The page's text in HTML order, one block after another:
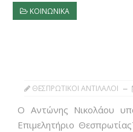
ΚΟΙΝΩΝΙΚΑ
ΘΕΣΠΡΩΤΙΚΟΙ ΑΝΤΙΛΑΛΟΙ
Ο Αντώνης Νικολάου
Επιμελητήριο